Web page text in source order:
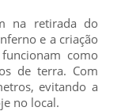
na retirada do
e a criação
como
de terra. Com
evitando a
no local.